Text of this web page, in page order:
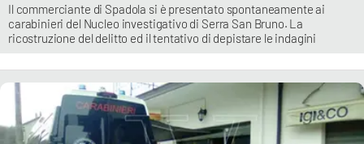
Il commerciante di Spadola si è presentato spontaneamente ai
carabinieri del Nucleo investigativo di Serra San Bruno. La
ricostruzione del delitto ed il tentativo di depistare le indagini